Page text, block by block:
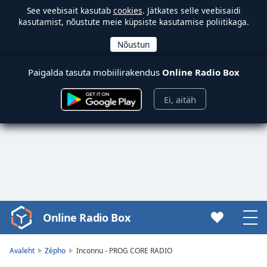
See veebisait kasutab cookies. Jätkates selle veebisaidi
kasutamist, nõustute meie küpsiste kasutamise poliitikaga.
Paigalda tasuta mobiilirakendus Online Radio Box
Ei, aitäh
Video
Player
Online Radio Box
Avaleht Zépho Inconnu - PROG CORE RADIO